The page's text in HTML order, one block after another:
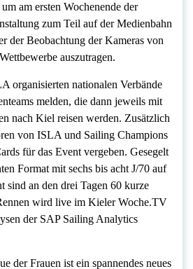
am ersten Wochenende der
zum Teil auf der Medienbahn
der Beobachtung der Kameras von
auszutragen.
organisierten nationalen Verbände
melden, die dann jeweils mit
nach Kiel reisen werden. Zusätzlich
von ISLA und Sailing Champions
für das Event vergeben. Gesegelt
Format mit sechs bis acht J/70 auf
sind an den drei Tagen 60 kurze
wird live im Kieler Woche.TV
der SAP Sailing Analytics
der Frauen ist ein spannendes neues